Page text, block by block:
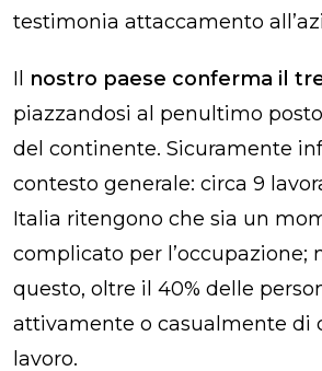
testimonia attaccamento
Il nostro paese conferma il
piazzandosi al penultimo
del continente. Sicuramente
contesto generale: circa 9
Italia ritengono che sia un
complicato per l’occupazione;
questo, oltre il 40% delle
attivamente o casualmente di
lavoro.